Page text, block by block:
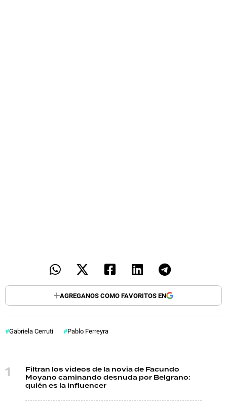
AGREGANOS COMO FAVORITOS EN
Gabriela Cerruti Pablo Ferreyra
Filtran los videos de la novia de Facundo
Moyano caminando desnuda por Belgrano:
quién es la influencer